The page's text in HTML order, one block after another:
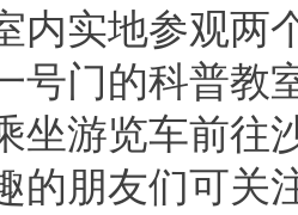
内实地参观两
号门的科普教
坐游览车前往
的朋友们可关